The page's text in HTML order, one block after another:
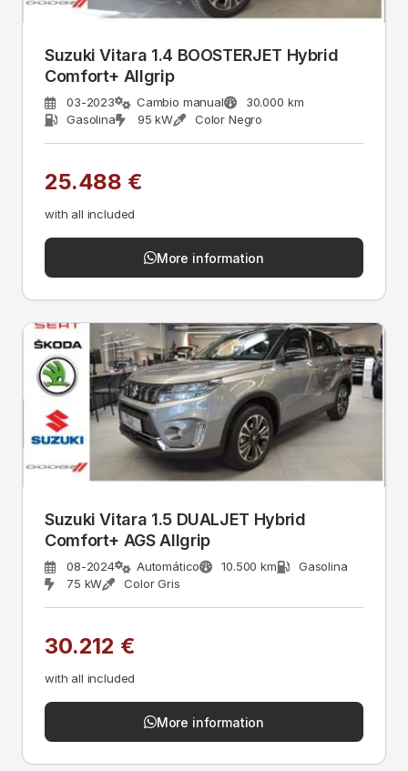
Suzuki Vitara 1.4 BOOSTERJET Hybrid
Comfort+ Allgrip
03-2023 Cambio manual
30.000 km
Gasolina
95 kW Color Negro
25.488 €
with all included
More information
Suzuki Vitara 1.5 DUALJET Hybrid
Comfort+ AGS Allgrip
08-2024 Automático 10.500 km
Gasolina
75 kW
Color Gris
30.212 €
with all included
More information